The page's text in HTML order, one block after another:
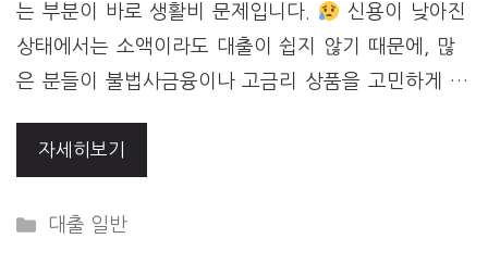
는 부분이 바로 생활비 문제입니다.
신용이 낮아진
상태에서는 소액이라도 대출이 쉽지 않기 때문에, 많
은 분들이 불법사금융이나 고금리 상품을 고민하게 …
자세히보기
Categories
대출 일반